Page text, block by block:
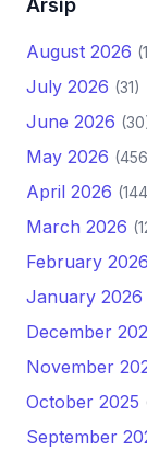
Arsip
August 2026
July 2026 (31)
June 2026
May 2026
April 2026
March 2026
February 2026
January 2026
December
November
October 2025
September